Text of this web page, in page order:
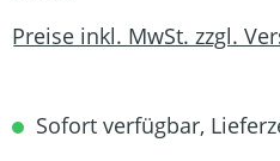
Preise inkl. MwSt. zzgl.
Sofort verfügbar,